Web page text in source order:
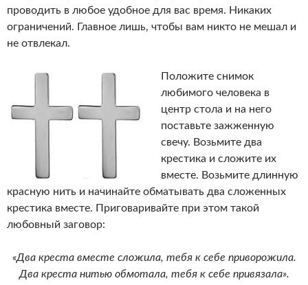
проводить в любое удобное для вас время. Никаких
ограничений. Главное лишь, чтобы вам никто не мешал и
не отвлекал.
Положите снимок
любимого человека в
центр стола и на него
поставьте зажженную
свечу. Возьмите два
крестика и сложите их
вместе. Возьмите длинную
красную нить и начинайте обматывать два сложенных
крестика вместе. Приговаривайте при этом такой
любовный заговор:
«Два креста вместе сложила, тебя к себе приворожила.
Два креста нитью обмотала, тебя к себе привязала».